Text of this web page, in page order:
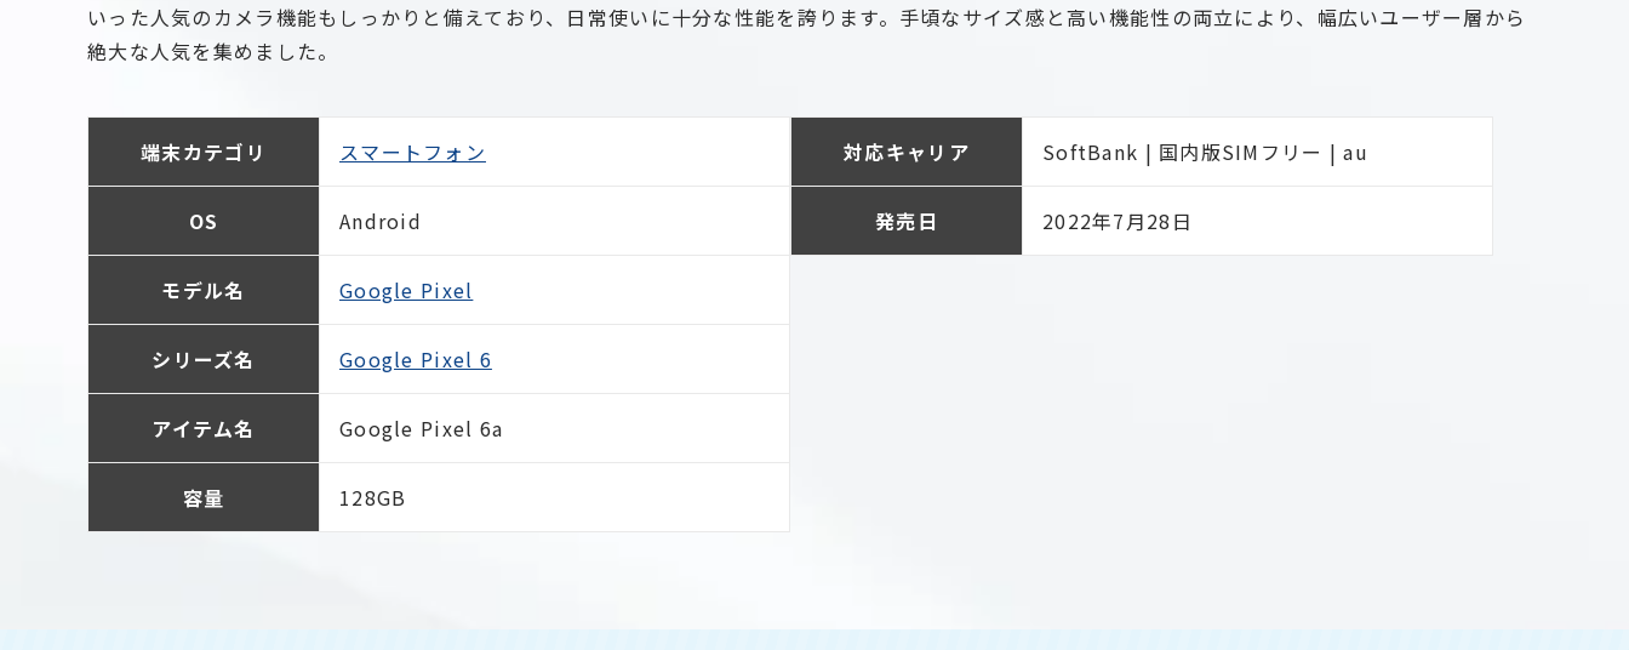
いった人気のカメラ機能もしっかりと備えており、日常使いに十分な性能を誇ります。手頃なサイズ感と高い機能性の両立により、幅広いユーザー層から
絶大な人気を集めました。
端末カテゴリ スマートフォン
OS Android
モデル名 Google Pixel
シリーズ名 Google Pixel 6
アイテム名 Google Pixel 6a
容量 128GB
対応キャリア SoftBank | 国内版SIMフリー | au
発売日 2022年7月28日